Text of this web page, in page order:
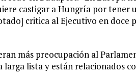
castigar a Hungría por tener
critica al Ejecutivo en
más preocupación al
larga lista y están relacionados